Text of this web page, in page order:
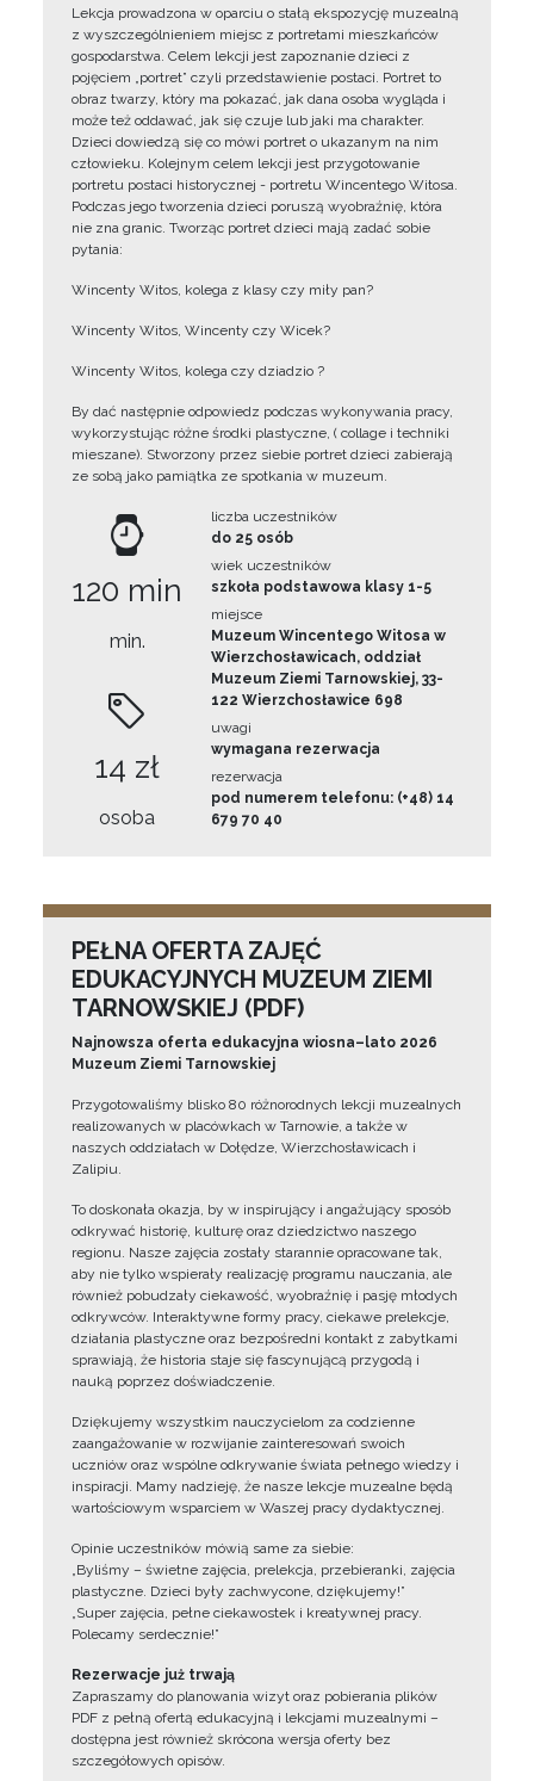
Lekcja prowadzona w oparciu o stałą ekspozycję muzealną
z wyszczególnieniem miejsc z portretami mieszkańców
gospodarstwa. Celem lekcji jest zapoznanie dzieci z
pojęciem „portret” czyli przedstawienie postaci. Portret to
obraz twarzy, który ma pokazać, jak dana osoba wygląda i
może też oddawać, jak się czuje lub jaki ma charakter.
Dzieci dowiedzą się co mówi portret o ukazanym na nim
człowieku. Kolejnym celem lekcji jest przygotowanie
portretu postaci historycznej - portretu Wincentego Witosa.
Podczas jego tworzenia dzieci poruszą wyobraźnię, która
nie zna granic. Tworząc portret dzieci mają zadać sobie
pytania:
Wincenty Witos, kolega z klasy czy miły pan?
Wincenty Witos, Wincenty czy Wicek?
Wincenty Witos, kolega czy dziadzio ?
By dać następnie odpowiedz podczas wykonywania pracy,
wykorzystując różne środki plastyczne, ( collage i techniki
mieszane). Stworzony przez siebie portret dzieci zabierają
ze sobą jako pamiątka ze spotkania w muzeum.
120 min
min.
14 zł
osoba
liczba uczestników
do 25 osób
wiek uczestników
szkoła podstawowa klasy 1-5
miejsce
Muzeum Wincentego Witosa w
Wierzchosławicach, oddział
Muzeum Ziemi Tarnowskiej, 33-
122 Wierzchosławice 698
uwagi
wymagana rezerwacja
rezerwacja
pod numerem telefonu: (+48) 14
679 70 40
PEŁNA OFERTA ZAJĘĆ
EDUKACYJNYCH MUZEUM ZIEMI
TARNOWSKIEJ (PDF)
Najnowsza oferta edukacyjna wiosna–lato 2026
Muzeum Ziemi Tarnowskiej
Przygotowaliśmy blisko 80 różnorodnych lekcji muzealnych
realizowanych w placówkach w Tarnowie, a także w
naszych oddziałach w Dołędze, Wierzchosławicach i
Zalipiu.
To doskonała okazja, by w inspirujący i angażujący sposób
odkrywać historię, kulturę oraz dziedzictwo naszego
regionu. Nasze zajęcia zostały starannie opracowane tak,
aby nie tylko wspierały realizację programu nauczania, ale
również pobudzały ciekawość, wyobraźnię i pasję młodych
odkrywców. Interaktywne formy pracy, ciekawe prelekcje,
działania plastyczne oraz bezpośredni kontakt z zabytkami
sprawiają, że historia staje się fascynującą przygodą i
nauką poprzez doświadczenie.
Dziękujemy wszystkim nauczycielom za codzienne
zaangażowanie w rozwijanie zainteresowań swoich
uczniów oraz wspólne odkrywanie świata pełnego wiedzy i
inspiracji. Mamy nadzieję, że nasze lekcje muzealne będą
wartościowym wsparciem w Waszej pracy dydaktycznej.
Opinie uczestników mówią same za siebie:
„Byliśmy – świetne zajęcia, prelekcja, przebieranki, zajęcia
plastyczne. Dzieci były zachwycone, dziękujemy!”
„Super zajęcia, pełne ciekawostek i kreatywnej pracy.
Polecamy serdecznie!”
Rezerwacje już trwają
Zapraszamy do planowania wizyt oraz pobierania plików
PDF z pełną ofertą edukacyjną i lekcjami muzealnymi –
dostępna jest również skrócona wersja oferty bez
szczegółowych opisów.